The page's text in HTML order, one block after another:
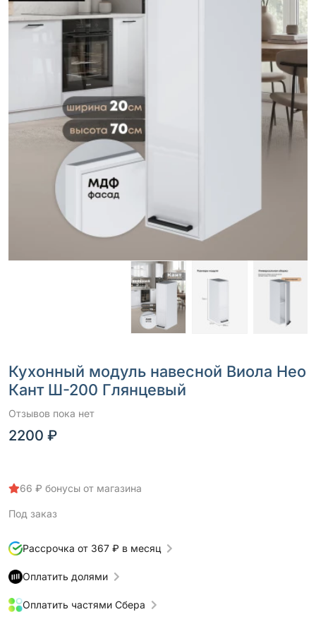
Кухонный модуль навесной Виола Нео
Кант Ш-200 Глянцевый
Отзывов пока нет
2200 ₽
66 ₽ бонусы от магазина
Под заказ
Рассрочка от 367 ₽ в месяц
Оплатить долями
Оплатить частями Сбера